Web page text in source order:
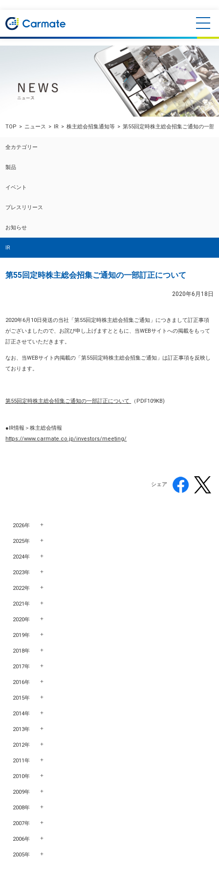
TOP ニュース IR 株主総会招集通知等 第55回定時株主総会招集ご通知の一部
全カテゴリー
製品
イベント
プレスリリース
お知らせ
IR
第55回定時株主総会招集ご通知の一部訂正について
2020年6月18日
2020年6月10日発送の当社「第55回定時株主総会招集ご通知」につきまして訂正事項
がございましたので、お詫び申し上げますとともに、当WEBサイトへの掲載をもって
訂正させていただきます。
なお、当WEBサイト内掲載の「第55回定時株主総会招集ご通知」は訂正事項を反映し
ております。
第55回定時株主総会招集ご通知の一部訂正について （PDF109KB)
●IR情報＞株主総会情報
https://www.carmate.co.jp/investors/meeting/
シェア
2026年
2025年
2024年
2023年
2022年
2021年
2020年
2019年
2018年
2017年
2016年
2015年
2014年
2013年
2012年
2011年
2010年
2009年
2008年
2007年
2006年
2005年